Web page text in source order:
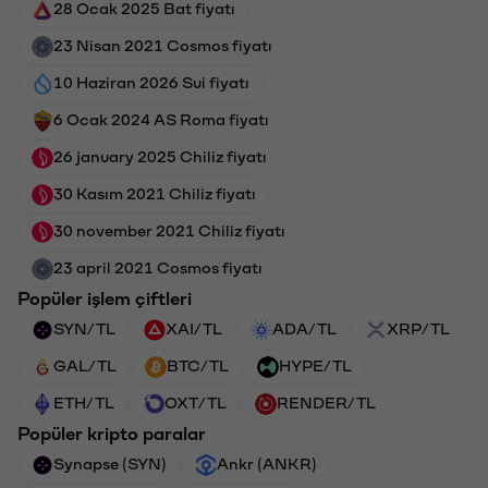
28 Ocak 2025 Bat fiyatı
23 Nisan 2021 Cosmos fiyatı
10 Haziran 2026 Sui fiyatı
6 Ocak 2024 AS Roma fiyatı
26 january 2025 Chiliz fiyatı
30 Kasım 2021 Chiliz fiyatı
30 november 2021 Chiliz fiyatı
23 april 2021 Cosmos fiyatı
Popüler işlem çiftleri
SYN/TL XAI/TL ADA/TL XRP/TL
GAL/TL BTC/TL HYPE/TL
ETH/TL OXT/TL RENDER/TL
Popüler kripto paralar
Synapse (SYN) Ankr (ANKR)